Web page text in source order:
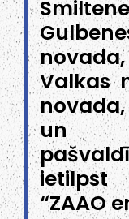
Valkas
un
ietilpst
“ZAAO